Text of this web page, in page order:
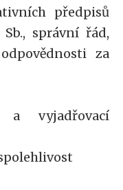
předpisů
správní řád,
za
vyjadřovací